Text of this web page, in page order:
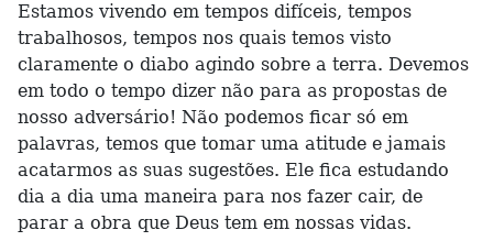
Estamos vivendo em tempos difíceis, tempos
trabalhosos, tempos nos quais temos visto
claramente o diabo agindo sobre a terra. Devemos
em todo o tempo dizer não para as propostas de
nosso adversário! Não podemos ficar só em
palavras, temos que tomar uma atitude e jamais
acatarmos as suas sugestões. Ele fica estudando
dia a dia uma maneira para nos fazer cair, de
parar a obra que Deus tem em nossas vidas.